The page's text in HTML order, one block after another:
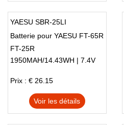
YAESU SBR-25LI
Batterie pour YAESU FT-65R
FT-25R
1950MAH/14.43WH | 7.4V
Prix : € 26.15
Voir les détails